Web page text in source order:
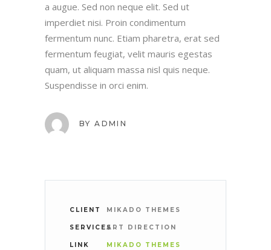
a augue. Sed non neque elit. Sed ut
imperdiet nisi. Proin condimentum
fermentum nunc. Etiam pharetra, erat sed
fermentum feugiat, velit mauris egestas
quam, ut aliquam massa nisl quis neque.
Suspendisse in orci enim.
BY ADMIN
CLIENT MIKADO THEMES
SERVICESART DIRECTION
LINK MIKADO THEMES